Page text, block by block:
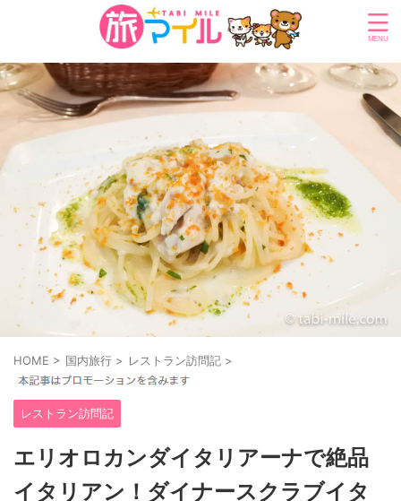
HOME > 国内旅行 > レストラン訪問記 >
レストラン訪問記
エリオロカンダイタリアーナで絶品
イタリアン！ダイナースクラブイタ